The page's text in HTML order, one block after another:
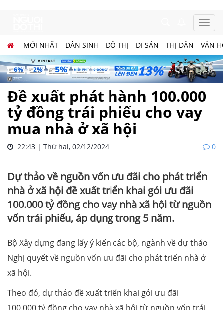
MỚI NHẤT DÂN SINH ĐÔ THỊ DI SẢN THỊ DÂN VĂN
Đề xuất phát hành 100.000
tỷ đồng trái phiếu cho vay
mua nhà ở xã hội
22:43 | Thứ hai, 02/12/2024 0
Dự thảo về nguồn vốn ưu đãi cho phát triển
nhà ở xã hội đề xuất triển khai gói ưu đãi
100.000 tỷ đồng cho vay nhà xã hội từ nguồn
vốn trái phiếu, áp dụng trong 5 năm.
Bộ Xây dựng đang lấy ý kiến các bộ, ngành về dự thảo
Nghị quyết về nguồn vốn ưu đãi cho phát triển nhà ở
xã hội.
Theo đó, dự thảo đề xuất triển khai gói ưu đãi
100.000 tỷ đồng cho vay nhà xã hội từ nguồn vốn trái